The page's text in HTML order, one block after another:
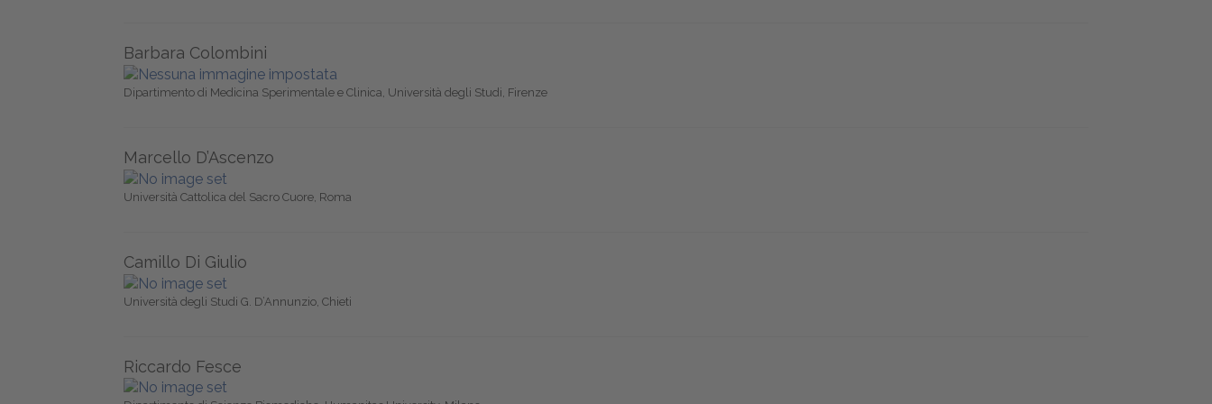
Barbara Colombini
Dipartimento di Medicina Sperimentale e Clinica, Università degli Studi, Firenze
Marcello D’Ascenzo
Università Cattolica del Sacro Cuore, Roma
Camillo Di Giulio
Università degli Studi G. D’Annunzio, Chieti
Riccardo Fesce